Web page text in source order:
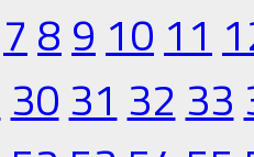
7 8 9 10 11
30 31 32 33